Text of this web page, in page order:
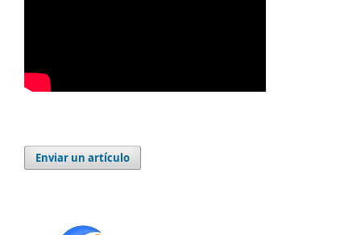
Enviar un artículo